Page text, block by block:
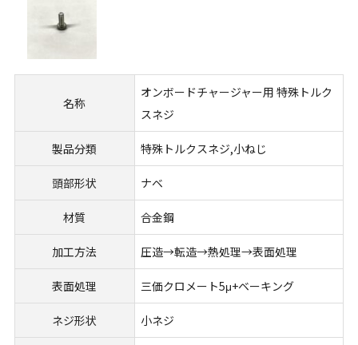
名称
オンボードチャージャー用 特殊トルク
スネジ
製品分類 特殊トルクスネジ,小ねじ
頭部形状 ナベ
材質 合金鋼
加工方法 圧造→転造→熱処理→表面処理
表面処理 三価クロメート5μ+ベーキング
ネジ形状 小ネジ